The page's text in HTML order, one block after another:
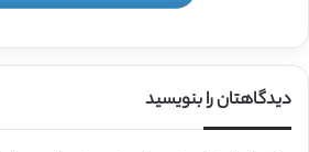
دیدگاهتان را بنویسید